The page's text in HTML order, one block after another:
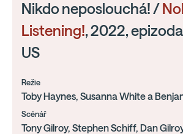
Nikdo neposlouchá! /
Listening!, 2022,
US
Režie
Toby Haynes, Susanna White a
Scénář
Tony Gilroy, Stephen Schiff, Dan